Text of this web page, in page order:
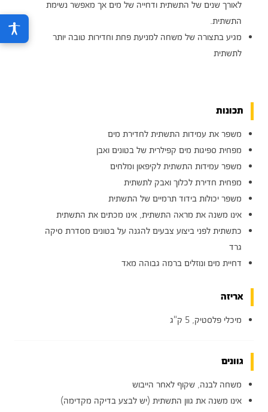
לאורך שנים של התשתית ודחייה של מים אך מאפשר נשימת
התשתית.
מגיע בתצורה של משחה למניעת פחת וחדירות טובה יותר
לתשתית
תכונות
משפר את עמידות התשתית לחדירת מים
מפחית ספיגות מים קפילרית של בטונים ואבן
משפר עמידות התשתית לקיפאון ומלחים
מפחית חדירת לכלוך ואבק לתשתית
משפר יכולות בידוד תרמיים של התשתית
אינו משנה את מראה התשתית, אינו מכתים את התשתית
כתשתית לפני ביצוע צבעים להגנה על בטונים מסדרת סיקה
גרד
דחיית מים ונוזלים ברמה גבוהה מאד
אריזה
מיכלי פלסטיק, 5 ק"ג
גוונים
משחה לבנה, שקוף לאחר הייבוש
אינו משנה את גוון התשתית (יש לבצע בדיקה מקדימה)